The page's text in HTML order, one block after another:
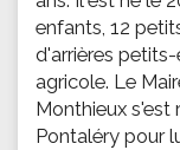
enfants, 12
d'arrières
agricole. Le
Monthieux s'est
Pontaléry pour